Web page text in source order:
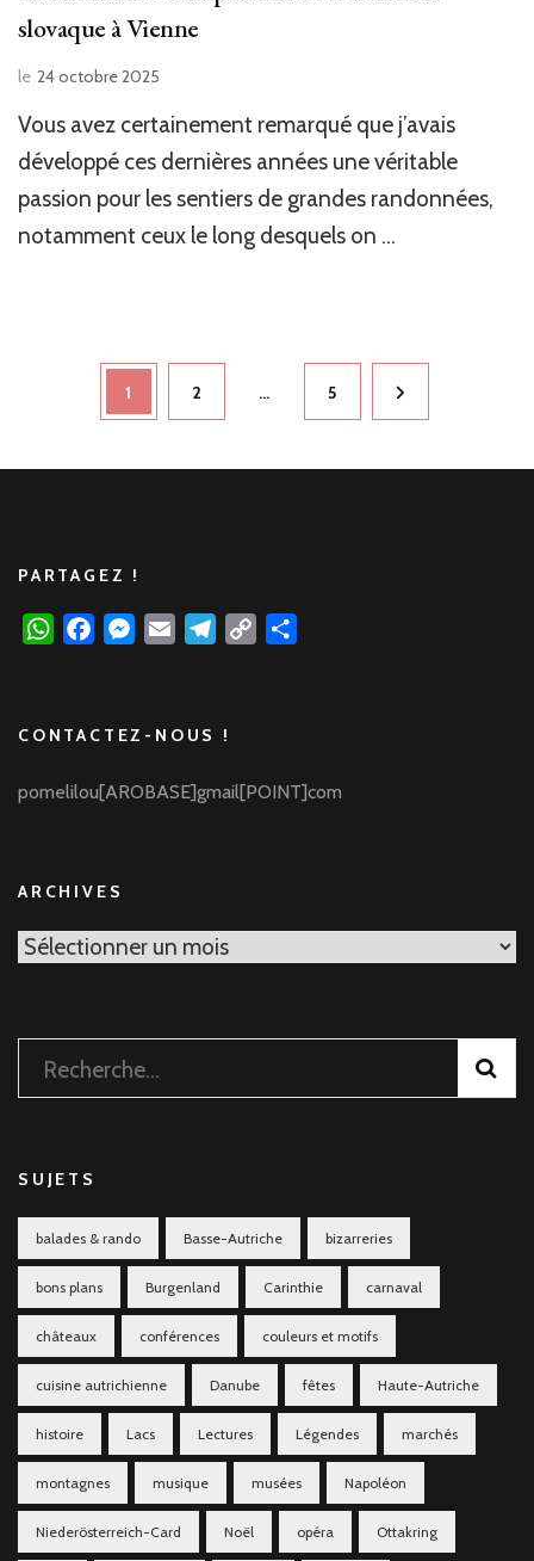
slovaque à Vienne
le 24 octobre 2025
Vous avez certainement remarqué que j’avais
développé ces dernières années une véritable
passion pour les sentiers de grandes randonnées,
notamment ceux le long desquels on …
Navigation
Page
1 Page
2 … Page
5
PARTAGEZ !
WhatsAppFacebookMessenger
Email Telegram
Copy
CONTACTEZ-NOUS !
pomelilou[AROBASE]gmail[POINT]com
ARCHIVES
Archives
Rechercher :
SUJETS
balades & rando Basse-Autriche bizarreries
bons plans Burgenland Carinthie carnaval
châteaux conférences couleurs et motifs
cuisine autrichienne Danube fêtes Haute-Autriche
histoire Lacs Lectures Légendes marchés
montagnes musique musées Napoléon
Niederösterreich-Card Noël opéra Ottakring